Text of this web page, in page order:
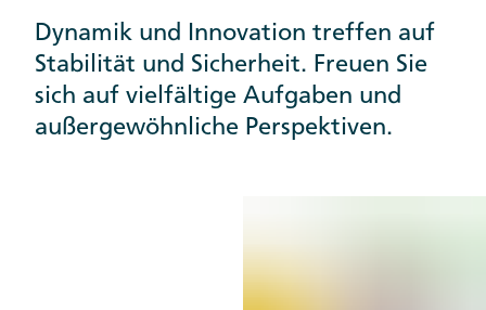
Dynamik und Innovation treffen auf
Stabilität und Sicherheit. Freuen Sie
sich auf vielfältige Aufgaben und
außergewöhnliche Perspektiven.